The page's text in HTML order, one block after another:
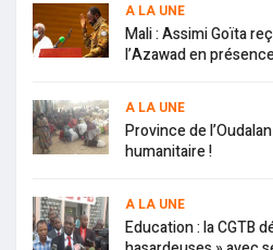
A LA UNE
Mali : Assimi Goïta
l’Azawad en
A LA UNE
Province de
humanitaire !
A LA UNE
Education : la CGTB